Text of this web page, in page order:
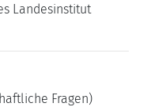
Landesinstitut
Fragen)